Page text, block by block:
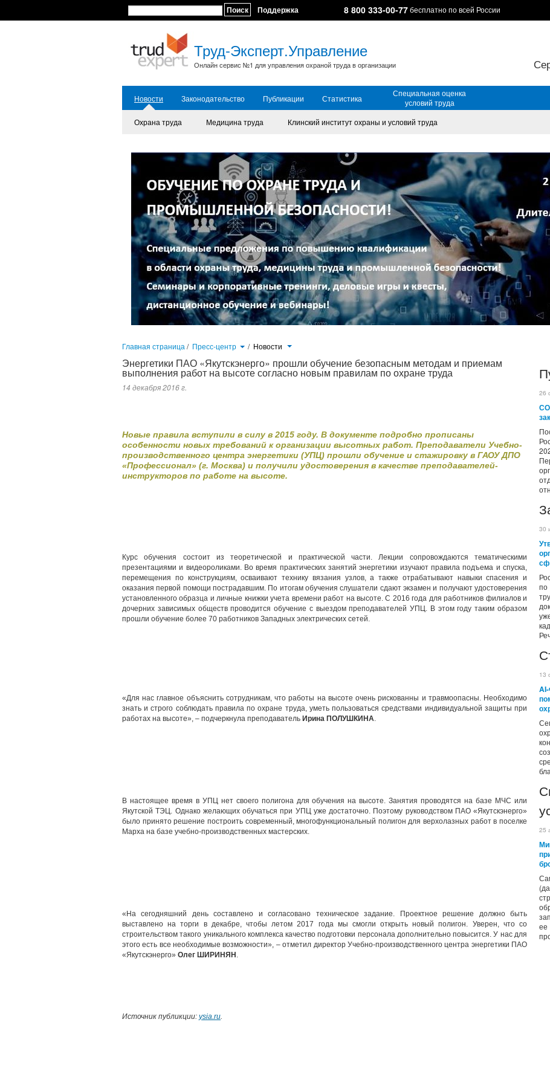
Поиск Поддержка 8 800 333-00-77бесплатно по всей России
Труд-Эксперт.Управление
Онлайн сервис №1 для управления охраной труда в организации
Новости Законодательство Публикации Статистика
Специальная оценка
условий труда
Охрана труда
Медицина труда Клинский институт охраны и условий труда
Главная страница / Пресс-центр / Новости
26
30
13
25
Энергетики ПАО «Якутскэнерго» прошли обучение безопасным методам и приемам
выполнения работ на высоте согласно новым правилам по охране труда
14 декабря 2016 г.
Новые правила вступили в силу в 2015 году. В документе подробно прописаны
особенности новых требований к организации высотных работ. Преподаватели Учебно-
производственного центра энергетики (УПЦ) прошли обучение и стажировку в ГАОУ ДПО
«Профессионал» (г. Москва) и получили удостоверения в качестве преподавателей-
инструкторов по работе на высоте.
Курс обучения состоит из теоретической и практической части. Лекции сопровождаются тематическими
презентациями и видеороликами. Во время практических занятий энергетики изучают правила подъема и спуска,
перемещения по конструкциям, осваивают технику вязания узлов, а также отрабатывают навыки спасения и
оказания первой помощи пострадавшим. По итогам обучения слушатели сдают экзамен и получают удостоверения
установленного образца и личные книжки учета времени работ на высоте. С 2016 года для работников филиалов и
дочерних зависимых обществ проводится обучение с выездом преподавателей УПЦ. В этом году таким образом
прошли обучение более 70 работников Западных электрических сетей.
«Для нас главное объяснить сотрудникам, что работы на высоте очень рискованны и травмоопасны. Необходимо
знать и строго соблюдать правила по охране труда, уметь пользоваться средствами индивидуальной защиты при
работах на высоте», – подчеркнула преподаватель Ирина ПОЛУШКИНА.
В настоящее время в УПЦ нет своего полигона для обучения на высоте. Занятия проводятся на базе МЧС или
Якутской ТЭЦ. Однако желающих обучаться при УПЦ уже достаточно. Поэтому руководством ПАО «Якутскэнерго»
было принято решение построить современный, многофункциональный полигон для верхолазных работ в поселке
Марха на базе учебно-производственных мастерских.
«На сегодняшний день составлено и согласовано техническое задание. Проектное решение должно быть
выставлено на торги в декабре, чтобы летом 2017 года мы смогли открыть новый полигон. Уверен, что со
строительством такого уникального комплекса качество подготовки персонала дополнительно повысится. У нас для
этого есть все необходимые возможности», – отметил директор Учебно-производственного центра энергетики ПАО
«Якутскэнерго» Олег ШИРИНЯН .
Источник публикции: ysia.ru.